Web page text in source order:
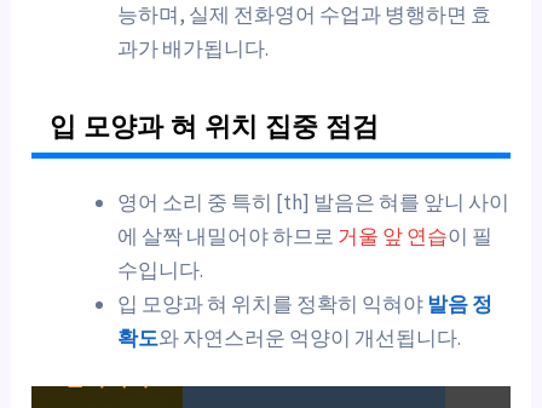
능하며, 실제 전화영어 수업과 병행하면 효
과가 배가됩니다.
입 모양과 혀 위치 집중 점검
영어 소리 중 특히 [th] 발음은 혀를 앞니 사이
에 살짝 내밀어야 하므로 거울 앞 연습이 필
수입니다.
입 모양과 혀 위치를 정확히 익혀야발음 정
확도와 자연스러운 억양이 개선됩니다.